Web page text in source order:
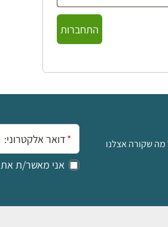
התחברות
מה שקורה אצלנו
אימייל:
אני מאשר/ת את